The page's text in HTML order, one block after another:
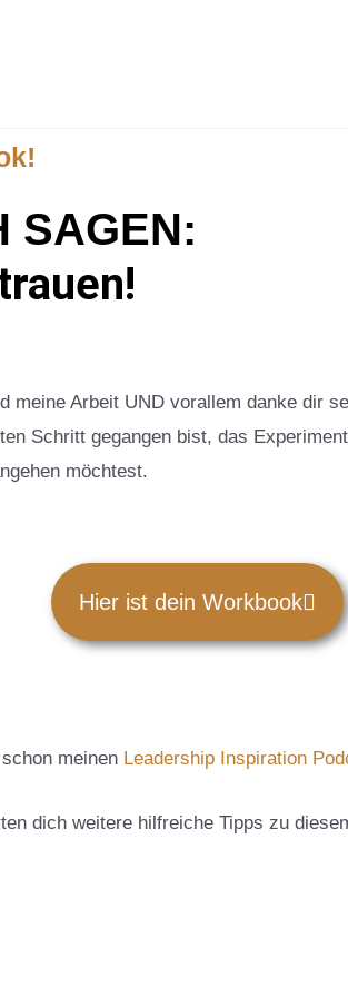
SAGEN:
meine Arbeit UND vorallem danke dir
Schritt gegangen bist, das
möchtest.
Hier ist dein Workbook
meinen Leadership Inspiration
dich weitere hilfreiche Tipps zu